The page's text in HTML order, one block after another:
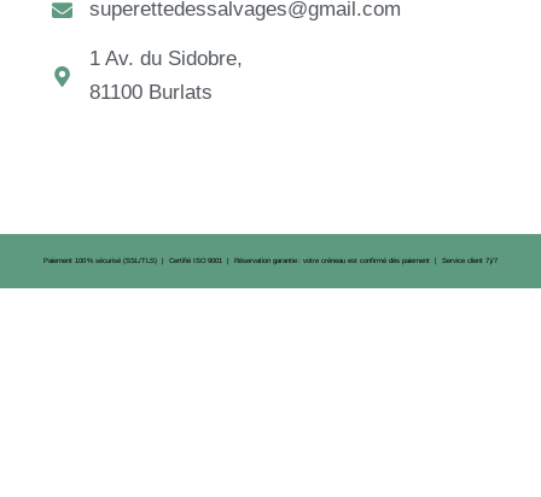
superettedessalvages@gmail.com
1 Av. du Sidobre,
81100 Burlats
Paiement 100 % sécurisé (SSL/TLS) | Certifié ISO 9001 | Réservation garantie : votre créneau est confirmé dès paiement | Service client 7 j/7